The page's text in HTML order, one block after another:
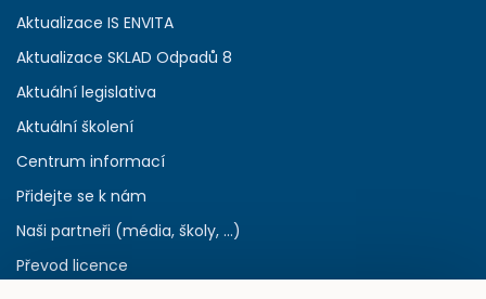
Aktualizace IS ENVITA
Aktualizace SKLAD Odpadů 8
Aktuální legislativa
Aktuální školení
Centrum informací
Přidejte se k nám
Naši partneři (média, školy, ...)
Převod licence